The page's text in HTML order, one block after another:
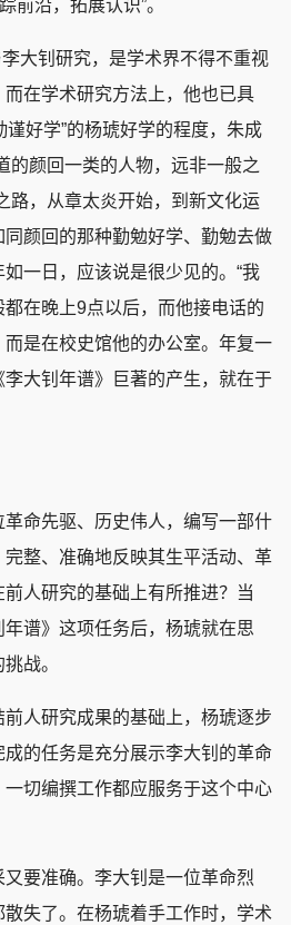
前沿，拓展认识”。
大钊研究，是学术界不得不重视
在学术研究方法上，他也已具
谨好学”的杨琥好学的程度，朱成
的颜回一类的人物，远非一般之
路，从章太炎开始，到新文化运
颜回的那种勤勉好学、勤勉去做
一日，应该说是很少见的。“我
在晚上9点以后，而他接电话的
是在校史馆他的办公室。年复一
大钊年谱》巨著的产生，就在于
命先驱、历史伟人，编写一部什
整、准确地反映其生平活动、革
人研究的基础上有所推进？当
谱》这项任务后，杨琥就在思
战。
人研究成果的基础上，杨琥逐步
的任务是充分展示李大钊的革命
切编撰工作都应服务于这个中心
要准确。李大钊是一位革命烈
失了。在杨琥着手工作时，学术